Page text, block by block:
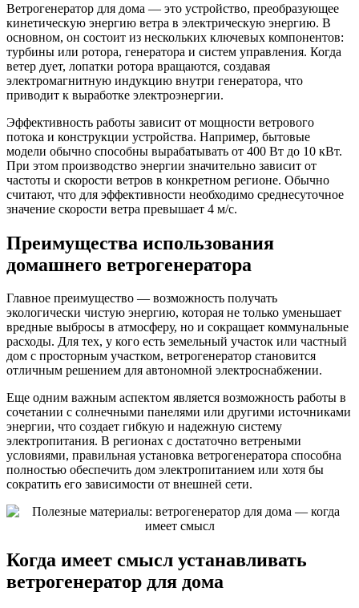
Ветрогенератор для дома — это устройство, преобразующее
кинетическую энергию ветра в электрическую энергию. В
основном, он состоит из нескольких ключевых компонентов:
турбины или ротора, генератора и систем управления. Когда
ветер дует, лопатки ротора вращаются, создавая
электромагнитную индукцию внутри генератора, что
приводит к выработке электроэнергии.
Эффективность работы зависит от мощности ветрового
потока и конструкции устройства. Например, бытовые
модели обычно способны вырабатывать от 400 Вт до 10 кВт.
При этом производство энергии значительно зависит от
частоты и скорости ветров в конкретном регионе. Обычно
считают, что для эффективности необходимо среднесуточное
значение скорости ветра превышает 4 м/с.
Преимущества использования
домашнего ветрогенератора
Главное преимущество — возможность получать
экологически чистую энергию, которая не только уменьшает
вредные выбросы в атмосферу, но и сокращает коммунальные
расходы. Для тех, у кого есть земельный участок или частный
дом с просторным участком, ветрогенератор становится
отличным решением для автономной электроснабжении.
Еще одним важным аспектом является возможность работы в
сочетании с солнечными панелями или другими источниками
энергии, что создает гибкую и надежную систему
электропитания. В регионах с достаточно ветреными
условиями, правильная установка ветрогенератора способна
полностью обеспечить дом электропитанием или хотя бы
сократить его зависимости от внешней сети.
Когда имеет смысл устанавливать
ветрогенератор для дома